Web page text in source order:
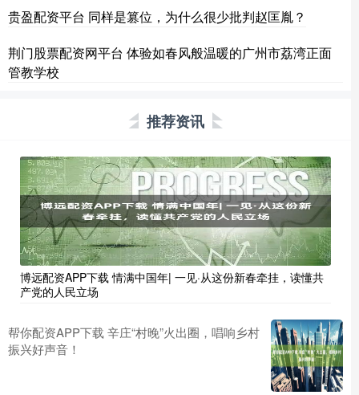
贵盈配资平台 同样是篡位，为什么很少批判赵匡胤？
荆门股票配资网平台 体验如春风般温暖的广州市荔湾正面
管教学校
推荐资讯
博远配资APP下载 情满中国年| 一见·从这份新春牵挂，读懂共
产党的人民立场
帮你配资APP下载 辛庄“村晚”火出圈，唱响乡村
振兴好声音！